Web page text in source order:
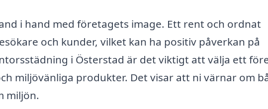
i hand med företagets image. Ett rent och ordnat
och kunder, vilket kan ha positiv påverkan på
i Österstad är det viktigt att välja ett
miljövänliga produkter. Det visar att ni värnar om
miljön.